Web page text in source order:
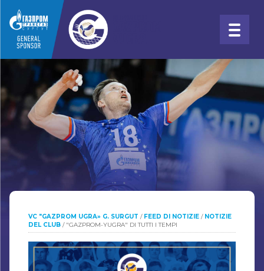
VC "GAZPROM UGRA» G. SURGUT / FEED DI NOTIZIE / NOTIZIE
DEL CLUB / "GAZPROM-YUGRA" DI TUTTI I TEMPI